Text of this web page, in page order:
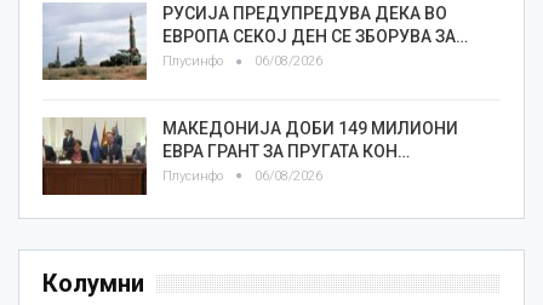
РУСИЈА ПРЕДУПРЕДУВА ДЕКА ВО
ЕВРОПА СЕКОЈ ДЕН СЕ ЗБОРУВА ЗА…
Плусинфо 06/08/2026
МАКЕДОНИЈА ДОБИ 149 МИЛИОНИ
ЕВРА ГРАНТ ЗА ПРУГАТА КОН…
Плусинфо 06/08/2026
Колумни